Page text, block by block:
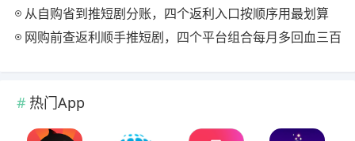
从自购省到推短剧分账，四个返利入口按顺序用最划算
网购前查返利顺手推短剧，四个平台组合每月多回血三百
热门App